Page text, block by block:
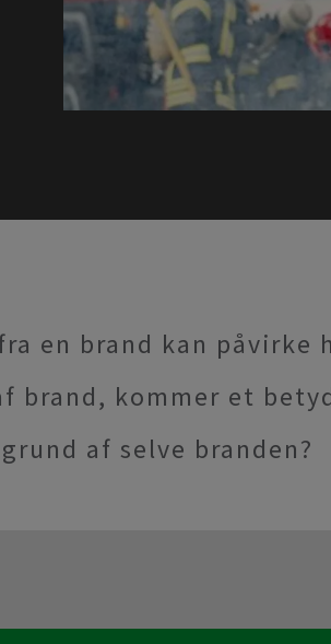
en brand kan påvirke
brand, kommer et
af selve branden?